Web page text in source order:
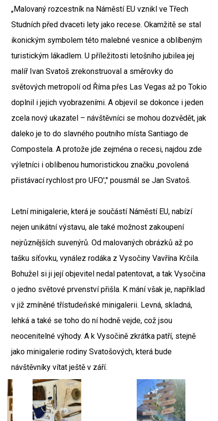
„Malovaný rozcestník na Náměstí EU vznikl ve Třech
Studních před dvaceti lety jako recese. Okamžitě se stal
ikonickým symbolem této malebné vesnice a oblíbeným
turistickým lákadlem. U příležitosti letošního jubilea jej
malíř Ivan Svatoš zrekonstruoval a směrovky do
světových metropolí od Říma přes Las Vegas až po Tokio
doplnil i jejich vyobrazeními. A objevil se dokonce i jeden
zcela nový ukazatel – návštěvníci se mohou dozvědět, jak
daleko je to do slavného poutního místa Santiago de
Compostela. A protože jde zejména o recesi, najdou zde
výletníci i oblíbenou humoristickou značku ‚povolená
přistávací rychlost pro UFO'," pousmál se Jan Svatoš.
Letní minigalerie, která je součástí Náměstí EU, nabízí
nejen unikátní výstavu, ale také možnost zakoupení
nejrůznějších suvenýrů. Od malovaných obrázků až po
tašku síťovku, vynález rodáka z Vysočiny Vavřína Krčila.
Bohužel si ji její objevitel nedal patentovat, a tak Vysočina
o jedno světové prvenství přišla. K mání však je, například
v již zmíněné třístudeňské minigalerii. Levná, skladná,
lehká a také se toho do ní hodně vejde, což jsou
neocenitelné výhody. A k Vysočině zkrátka patří, stejně
jako minigalerie rodiny Svatošových, která bude
návštěvníky vítat ještě v září.